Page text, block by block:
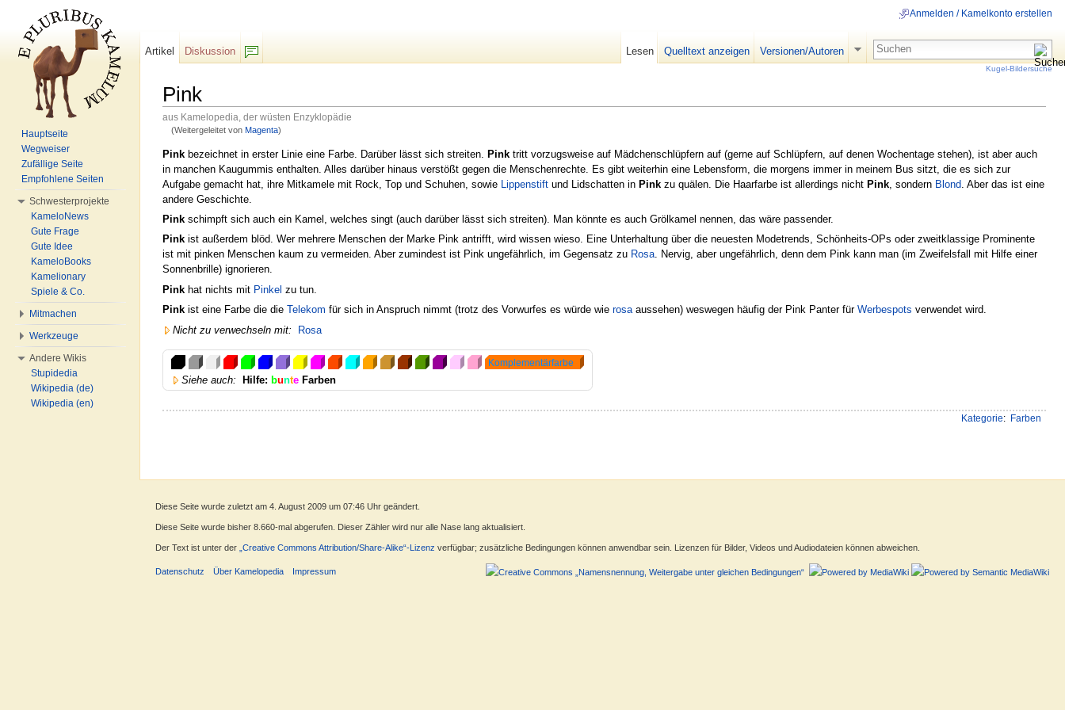
Pink
aus Kamelopedia, der wüsten Enzyklopädie
(Weitergeleitet von Magenta)
Pink bezeichnet in erster Linie eine Farbe. Darüber lässt sich streiten. Pink tritt vorzugsweise auf Mädchenschlüpfern auf (gerne auf Schlüpfern, auf denen Wochentage stehen), ist aber auch
in manchen Kaugummis enthalten. Alles darüber hinaus verstößt gegen die Menschenrechte. Es gibt weiterhin eine Lebensform, die morgens immer in meinem Bus sitzt, die es sich zur
Aufgabe gemacht hat, ihre Mitkamele mit Rock, Top und Schuhen, sowie Lippenstift und Lidschatten in Pink zu quälen. Die Haarfarbe ist allerdings nicht Pink , sondern Blond . Aber das ist eine
andere Geschichte.
Pink schimpft sich auch ein Kamel, welches singt (auch darüber lässt sich streiten). Man könnte es auch Grölkamel nennen, das wäre passender.
Pink ist außerdem blöd. Wer mehrere Menschen der Marke Pink antrifft, wird wissen wieso. Eine Unterhaltung über die neuesten Modetrends, Schönheits-OPs oder zweitklassige Prominente
ist mit pinken Menschen kaum zu vermeiden. Aber zumindest ist Pink ungefährlich, im Gegensatz zu Rosa. Nervig, aber ungefährlich, denn dem Pink kann man (im Zweifelsfall mit Hilfe einer
Sonnenbrille) ignorieren.
Pink hat nichts mit Pinkel zu tun.
Pink ist eine Farbe die die Telekom für sich in Anspruch nimmt (trotz des Vorwurfes es würde wie rosaaussehen) weswegen häufig der Pink Panter für Werbespots verwendet wird.
Nicht zu verwechseln mit:
Rosa
Komplementärfarbe
Siehe auch: Hilfe: bunte Farben
Kategorie: Farben
Anmelden / Kamelkonto erstellen
Artikel
Diskussion
Lesen Quelltext anzeigen Versionen/Autoren
Kugel-Bildersuche
Hauptseite
Wegweiser
Zufällige Seite
Empfohlene Seiten
Schwesterprojekte
KameloNews
Gute Frage
Gute Idee
KameloBooks
Kamelionary
Spiele & Co.
Mitmachen
Werkzeuge
Andere Wikis
Stupidedia
Wikipedia (de)
Wikipedia (en)
Diese Seite wurde zuletzt am 4. August 2009 um 07:46 Uhr geändert.
Diese Seite wurde bisher 8.660-mal abgerufen. Dieser Zähler wird nur alle Nase lang aktualisiert.
Der Text ist unter der „Creative Commons Attribution/Share-Alike“-Lizenz verfügbar; zusätzliche Bedingungen können anwendbar sein. Lizenzen für Bilder, Videos und Audiodateien können abweichen.
Datenschutz Über Kamelopedia Impressum